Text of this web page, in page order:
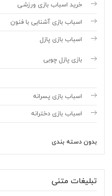
خرید اسباب بازی ورزشی
اسباب بازی آشنایی با فنون
اسباب بازی پازل
بازی پازل چوبی
اسباب بازی پسرانه
اسباب بازی دخترانه
بدون دسته بندی
تبلیغات متنی